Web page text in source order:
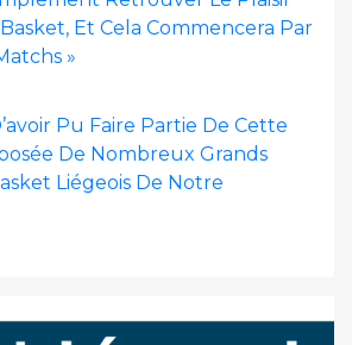
Et Cela Commencera Par
»
Pu Faire Partie De Cette
De Nombreux Grands
Liégeois De Notre